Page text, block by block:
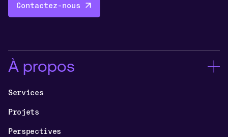
Contactez-nous
À propos
Services
Projets
Perspectives